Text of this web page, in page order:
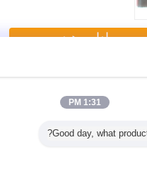
ادامه هید
1:31 PM
Good day, what